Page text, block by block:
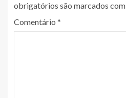
obrigatórios são marcados com
Comentário *